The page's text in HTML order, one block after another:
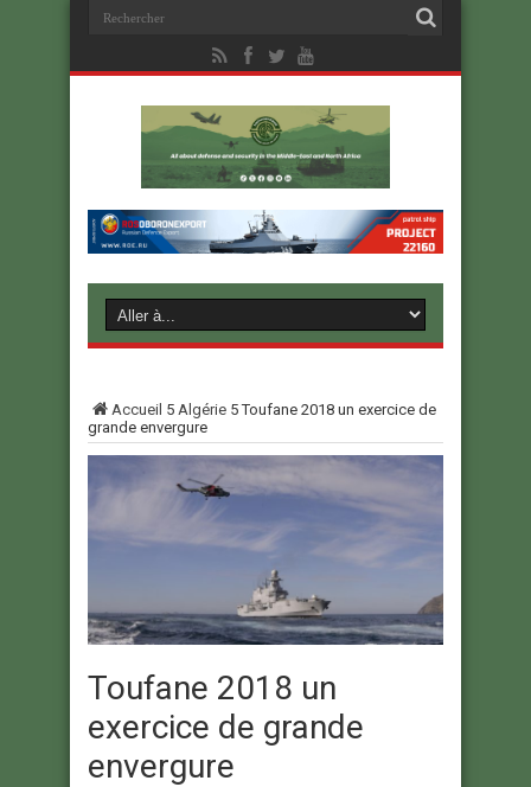
Accueil 5 Algérie 5Toufane 2018 un exercice de
grande envergure
Toufane 2018 un
exercice de grande
envergure